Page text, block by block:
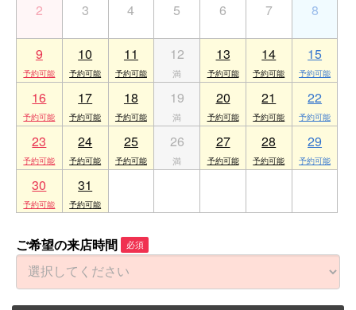
2 3 4 5 6 7 8
9 10 11 12 13 14 15
16 17 18 19 20 21 22
23 24 25 26 27 28 29
30 31
ご希望の来店時間 必須